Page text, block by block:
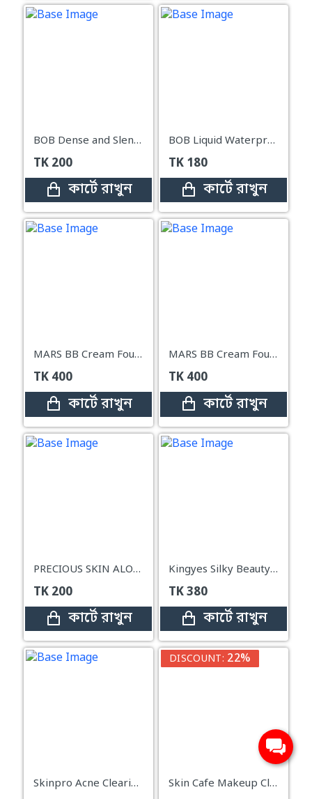
BOB Dense and Slender Long Lash Mascara
TK 200
কার্টে রাখুন
BOB Liquid Waterproof 0.2MM Slim Nib Eyeliner Pen
TK 180
কার্টে রাখুন
MARS BB Cream Foundation Skin Perfection Color-Correcting-30 ml (02-LIGHT)
TK 400
কার্টে রাখুন
MARS BB Cream Foundation Skin Perfection Color-Correcting-30 ml (Shade - 01 Fair)
TK 400
কার্টে রাখুন
PRECIOUS SKIN ALOE CREAM MASK
TK 200
কার্টে রাখুন
Kingyes Silky Beauty Quick & Painless Hair Removal Spray -150ml
TK380
কার্টে রাখুন
Skinpro Acne Clearing Gel Cleanser -100ml
DISCOUNT: 22%
Skin Cafe Makeup Cleansing Oil Advanced – 120ml